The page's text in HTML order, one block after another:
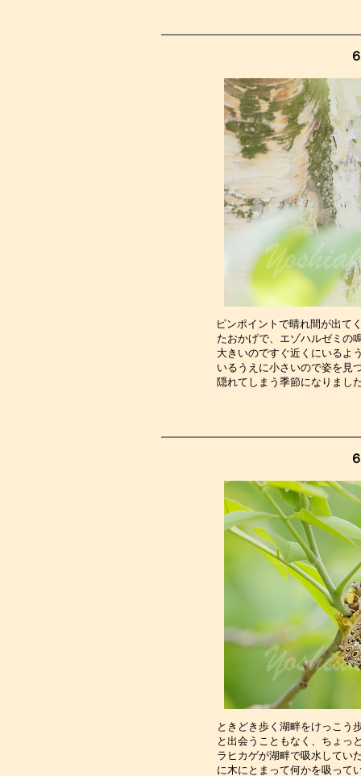
ピンポイントで晴れ間が出て
たおかげで、エゾハルゼミの
大きいのですぐ近くにいるよ
いるうえに小さいので姿を見
隠れてしまう季節になりま
ときどき歩く湖畔をけっこう
と出会うこともなく、ちょっ
ラヒカゲが湖畔で吸水してい
に木にとまって何かを吸って